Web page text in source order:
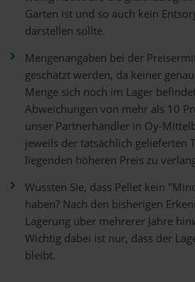
Garten ist und so auch kein
darstellen sollte.
Mengenangaben bei der
geschätzt werden, da keiner
Menge sich noch im Lager
Abweichungen von mehr als 10
unser Partnerhändler in Oy-
jeweils der tatsächlich gelieferten
liegenden höheren Preis zu
Wussten Sie, dass Pellet kein
haben? Nach den bisherigen
Lagerung über mehrerer Jahre
Wichtig dabei ist nur, dass der
bleibt.